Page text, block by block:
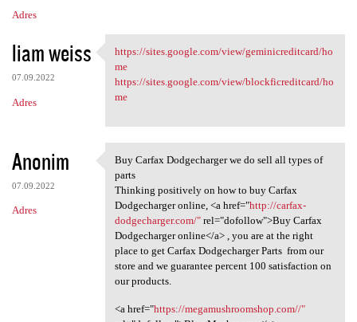
Adres
liam weiss
07.09.2022
Adres
https://sites.google.com/view
https://sites.google.com/view/geminicreditcard/ho
me
https://sites.google.com/view/blockficreditcard/ho
me
Anonim
07.09.2022
Adres
Buy Carfax Dodgecharger we
Buy Carfax Dodgecharger we do sell all types of
parts
Thinking positively on how to buy Carfax
Dodgecharger online, <a href="http://carfax-
dodgecharger.com/"rel="dofollow">Buy Carfax
Dodgecharger online</a> , you are at the right
place to get Carfax Dodgecharger Parts from our
store and we guarantee percent 100 satisfaction on
our products.
<a href="https://megamushroomshop.com//"